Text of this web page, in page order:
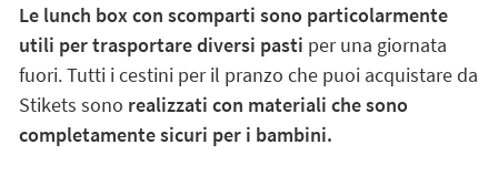
Le lunch box con scomparti sono particolarmente
utili per trasportare diversi pasti per una giornata
fuori. Tutti i cestini per il pranzo che puoi acquistare da
Stikets sono realizzati con materiali che sono
completamente sicuri per i bambini.